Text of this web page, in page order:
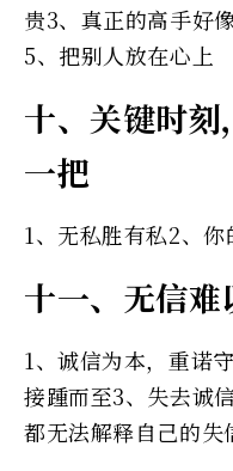
贵3、真正的高手好
5、把别人放在心上
十、关键时
一把
1、无私胜有私2、
十一、无信难
1、诚信为本，重诺
接踵而至3、失去诚
都无法解释自己的失